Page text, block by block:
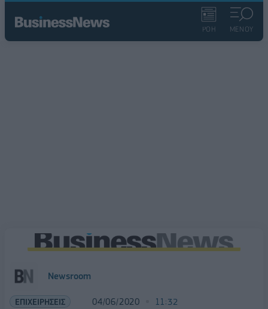
ΡΟΗ ΜΕΝΟΥ
Newsroom
ΕΠΙΧΕΙΡΗΣΕΙΣ 04/06/2020 11:32